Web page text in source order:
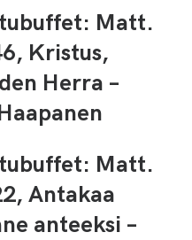
Matt.
Kristus,
Herra –
Matt.
Antakaa
anteeksi –